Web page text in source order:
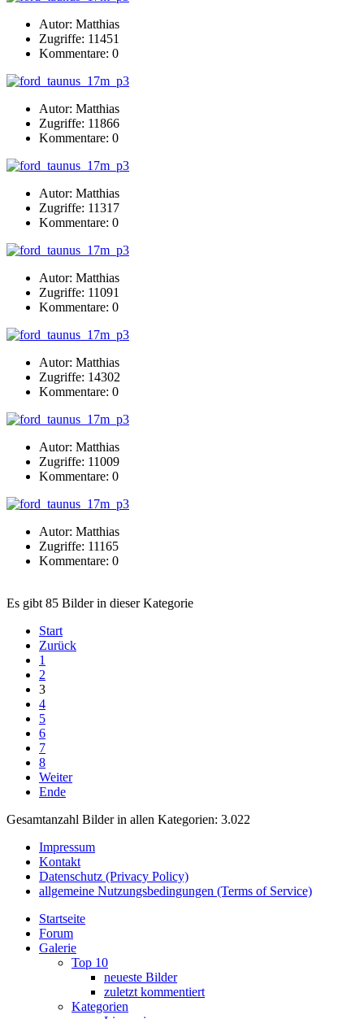
Autor: Matthias
Zugriffe: 11451
Kommentare: 0
Autor: Matthias
Zugriffe: 11866
Kommentare: 0
Autor: Matthias
Zugriffe: 11317
Kommentare: 0
Autor: Matthias
Zugriffe: 11091
Kommentare: 0
Autor: Matthias
Zugriffe: 14302
Kommentare: 0
Autor: Matthias
Zugriffe: 11009
Kommentare: 0
Autor: Matthias
Zugriffe: 11165
Kommentare: 0
Es gibt 85 Bilder in dieser Kategorie
Start
Zurück
1
2
3
4
5
6
7
8
Weiter
Ende
Gesamtanzahl Bilder in allen Kategorien: 3.022
Impressum
Kontakt
Datenschutz (Privacy Policy)
allgemeine Nutzungsbedingungen (Terms of Service)
Startseite
Forum
Galerie
Top 10
neueste Bilder
zuletzt kommentiert
Kategorien